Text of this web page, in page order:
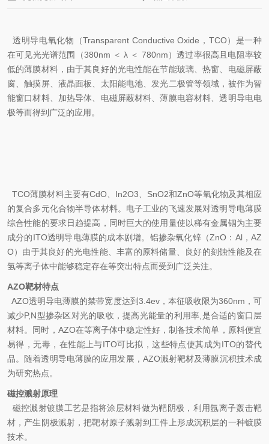
透明导电氧化物（Transparent Conductive Oxide，TCO）是一种
在可见光光谱范围（380nm ＜ λ ＜ 780nm）透过率很高且电阻率较
低的薄膜材料，由于其良好的光电性能在节能玻璃、热窗、电磁屏蔽
窗、触摸屏、液晶面板、太阳能电池、发光二极管等领域，被作为智
能窗口材料、加热导体、电磁屏蔽材料、薄膜电容材料、透明导电电
极等而得到广泛的应用。
TCO薄膜材料主要有CdO、In2O3、SnO2和ZnO等氧化物及其相应
的复合多元化合物半导体材料。电子工业的飞速发展对透明导电薄膜
综合性能的要求日趋提高，同时巨大的使用量使以稀有金属铟为主要
成分的ITO透明导电薄膜的成本剧增。铝掺杂氧化锌（ZnO：Al，AZ
O）由于其良好的光电性能、丰富的原料储量、良好的刻蚀性能及在
氢等离子体中能够稳定存在等突出特点而受到广泛关注。
AZO靶材特点
AZO透明导电薄膜的禁带宽度达到3.4ev，本征吸收限为360nm，可
减少P,N型掺杂区对光的吸收，提高光能量的利用率,是合适的窗口层
材料。同时，AZO在等离子体中稳定性好，制备技术简单，原料便宜
易得，无毒，在性能上与ITO可比拟，这些特点使其成为ITO的替代
品。随着透明导电薄膜的应用发展，AZO溅射靶材及薄膜沉积技术成
为研究热点。
磁控溅射原理
磁控溅射镀膜工艺是指将涂层材料做为靶阴极，利用氩离子轰击靶
材，产生阴极溅射，把靶材原子溅射到工件上形成沉积层的一种镀膜
技术。